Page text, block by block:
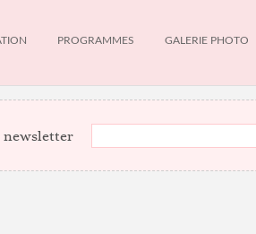
PROGRAMMES GALERIE PHOTO
newsletter